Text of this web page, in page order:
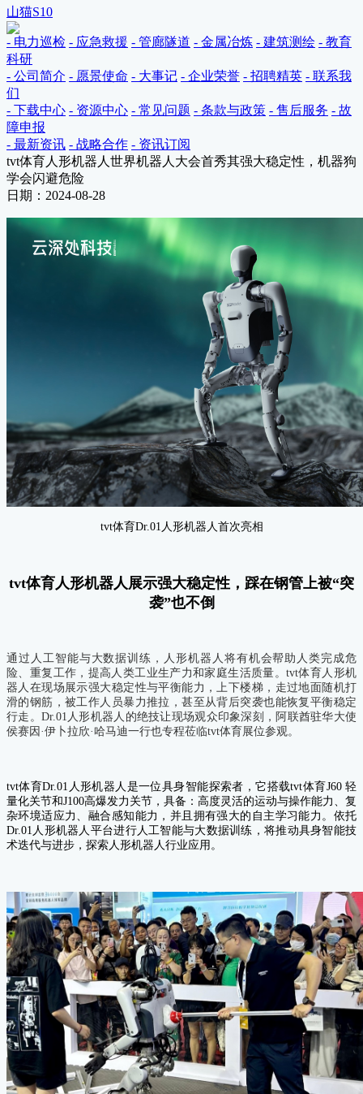
山猫S10
- 电力巡检 - 应急救援 - 管廊隧道 - 金属冶炼 - 建筑测绘 - 教育
科研
- 公司简介 - 愿景使命 - 大事记 - 企业荣誉 - 招聘精英 - 联系我
们
- 下载中心 - 资源中心 - 常见问题 - 条款与政策 - 售后服务 - 故
障申报
- 最新资讯 - 战略合作 - 资讯订阅
tvt体育人形机器人世界机器人大会首秀其强大稳定性，机器狗
学会闪避危险
日期：2024-08-28
tvt体育Dr.01人形机器人首次亮相
tvt体育人形机器人展示强大稳定性，踩在钢管上被“突
袭”也不倒
通 过人工智能与大数据训练，人形机器人将有机会帮助人类完成危
险、重复工作，提高人类工业生产力和家庭生活质量。tvt体育人形机
器人在现场展示强大稳定性与平衡能力，上下楼梯，走过地面随机打
滑的钢筋，被工作人员暴力推拉，甚至从背后突袭也能恢复平衡稳定
行走。 Dr.01人形机器人的绝技让现场观众印象深刻，阿联酋驻华大使
侯赛因·伊卜拉欣·哈马迪一行也专程莅临tvt体育展位参观。
tvt体育Dr.01人形机器人是一位具身智能探索者，它搭载tvt体育J60 轻
量化关节和J100高爆发力关节， 具备：高度灵活的运动与操作能力、复
杂环境适应力、融合感知能力，并且拥有强大的自主学习能力。依托
Dr.01人形机器人平台进行人工智能与大数据训练，将推动具身智能技
术迭代与进步，探索人形机器人行业应用。